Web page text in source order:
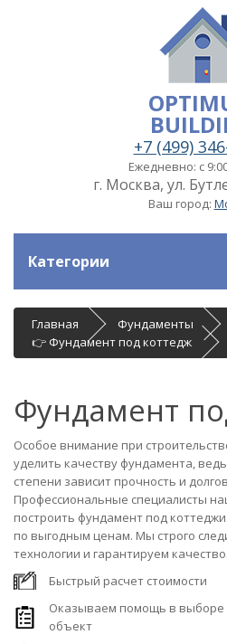
+7 (499)
Ежедневно: с
г. Москва, ул.
Ваш город:
Категории
Главная
Фундаменты
👉 Фундамент под коттедж
Фундамент
Особое внимание при
уделить качеству фундамента,
степени зависит прочность и
Профессиональные специалисты
построить фундамент под
по выгодным ценам. Мы строго
технологии и гарантируем качество.
Быстрый расчет стоимости
Оказываем помощь в выборе
объект